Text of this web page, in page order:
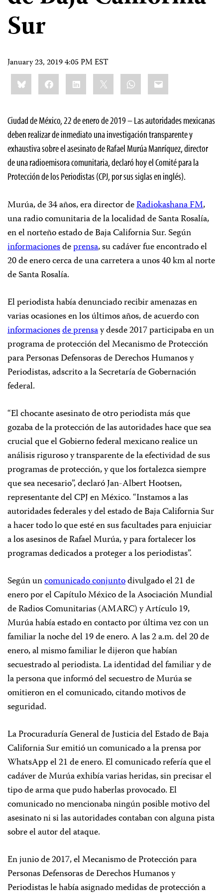
Sur
January 23, 2019 4:05 PM EST
Share
this:BlueskyFacebookLinkedIn WhatsApp
Email
Ciudad de México, 22 de enero de 2019 – Las autoridades mexicanas
deben realizar de inmediato una investigación transparente y
exhaustiva sobre el asesinato de Rafael Murúa Manríquez, director
de una radioemisora comunitaria, declaró hoy el Comité para la
Protección de los Periodistas (CPJ, por sus siglas en inglés).
Murúa, de 34 años, era director deRadiokashana FM,
una radio comunitaria de la localidad de Santa Rosalía,
en el norteño estado de Baja California Sur. Según
informacionesdeprensa, su cadáver fue encontrado el
20 de enero cerca de una carretera a unos 40 km al norte
de Santa Rosalía.
El periodista había denunciado recibir amenazas en
varias ocasiones en los últimos años, de acuerdo con
informacionesde prensay desde 2017 participaba en un
programa de protección del Mecanismo de Protección
para Personas Defensoras de Derechos Humanos y
Periodistas, adscrito a la Secretaría de Gobernación
federal.
“El chocante asesinato de otro periodista más que
gozaba de la protección de las autoridades hace que sea
crucial que el Gobierno federal mexicano realice un
análisis riguroso y transparente de la efectividad de sus
programas de protección, y que los fortalezca siempre
que sea necesario”, declaró Jan-Albert Hootsen,
representante del CPJ en México. “Instamos a las
autoridades federales y del estado de Baja California Sur
a hacer todo lo que esté en sus facultades para enjuiciar
a los asesinos de Rafael Murúa, y para fortalecer los
programas dedicados a proteger a los periodistas”.
Según uncomunicado conjuntodivulgado el 21 de
enero por el Capítulo México de la Asociación Mundial
de Radios Comunitarias (AMARC) y Artículo 19,
Murúa había estado en contacto por última vez con un
familiar la noche del 19 de enero. A las 2 a.m. del 20 de
enero, al mismo familiar le dijeron que habían
secuestrado al periodista. La identidad del familiar y de
la persona que informó del secuestro de Murúa se
omitieron en el comunicado, citando motivos de
seguridad.
La Procuraduría General de Justicia del Estado de Baja
California Sur emitió un comunicado a la prensa por
WhatsApp el 21 de enero. El comunicado refería que el
cadáver de Murúa exhibía varias heridas, sin precisar el
tipo de arma que pudo haberlas provocado. El
comunicado no mencionaba ningún posible motivo del
asesinato ni si las autoridades contaban con alguna pista
sobre el autor del ataque.
En junio de 2017, el Mecanismo de Protección para
Personas Defensoras de Derechos Humanos y
Periodistas le había asignado medidas de protección a